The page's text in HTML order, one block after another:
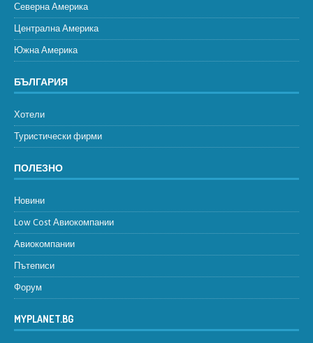
Северна Америка
Централна Америка
Южна Америка
БЪЛГАРИЯ
Хотели
Туристически фирми
ПОЛЕЗНО
Новини
Low Cost Авиокомпании
Авиокомпании
Пътеписи
Форум
MYPLANET.BG